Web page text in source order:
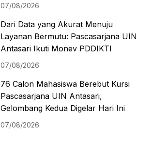
07/08/2026
Dari Data yang Akurat Menuju
Layanan Bermutu: Pascasarjana UIN
Antasari Ikuti Monev PDDIKTI
07/08/2026
76 Calon Mahasiswa Berebut Kursi
Pascasarjana UIN Antasari,
Gelombang Kedua Digelar Hari Ini
07/08/2026